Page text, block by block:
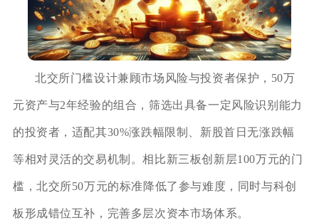
北交所门槛设计兼顾市场风险与投资者保护，50万
元资产与2年经验的组合，筛选出具备一定风险识别能力
的投资者，适配其30%涨跌幅限制、新股首日无涨跌幅
等相对灵活的交易机制。相比新三板创新层100万元的门
槛，北交所50万元的标准降低了参与难度，同时与科创
板形成错位互补，完善多层次资本市场体系。